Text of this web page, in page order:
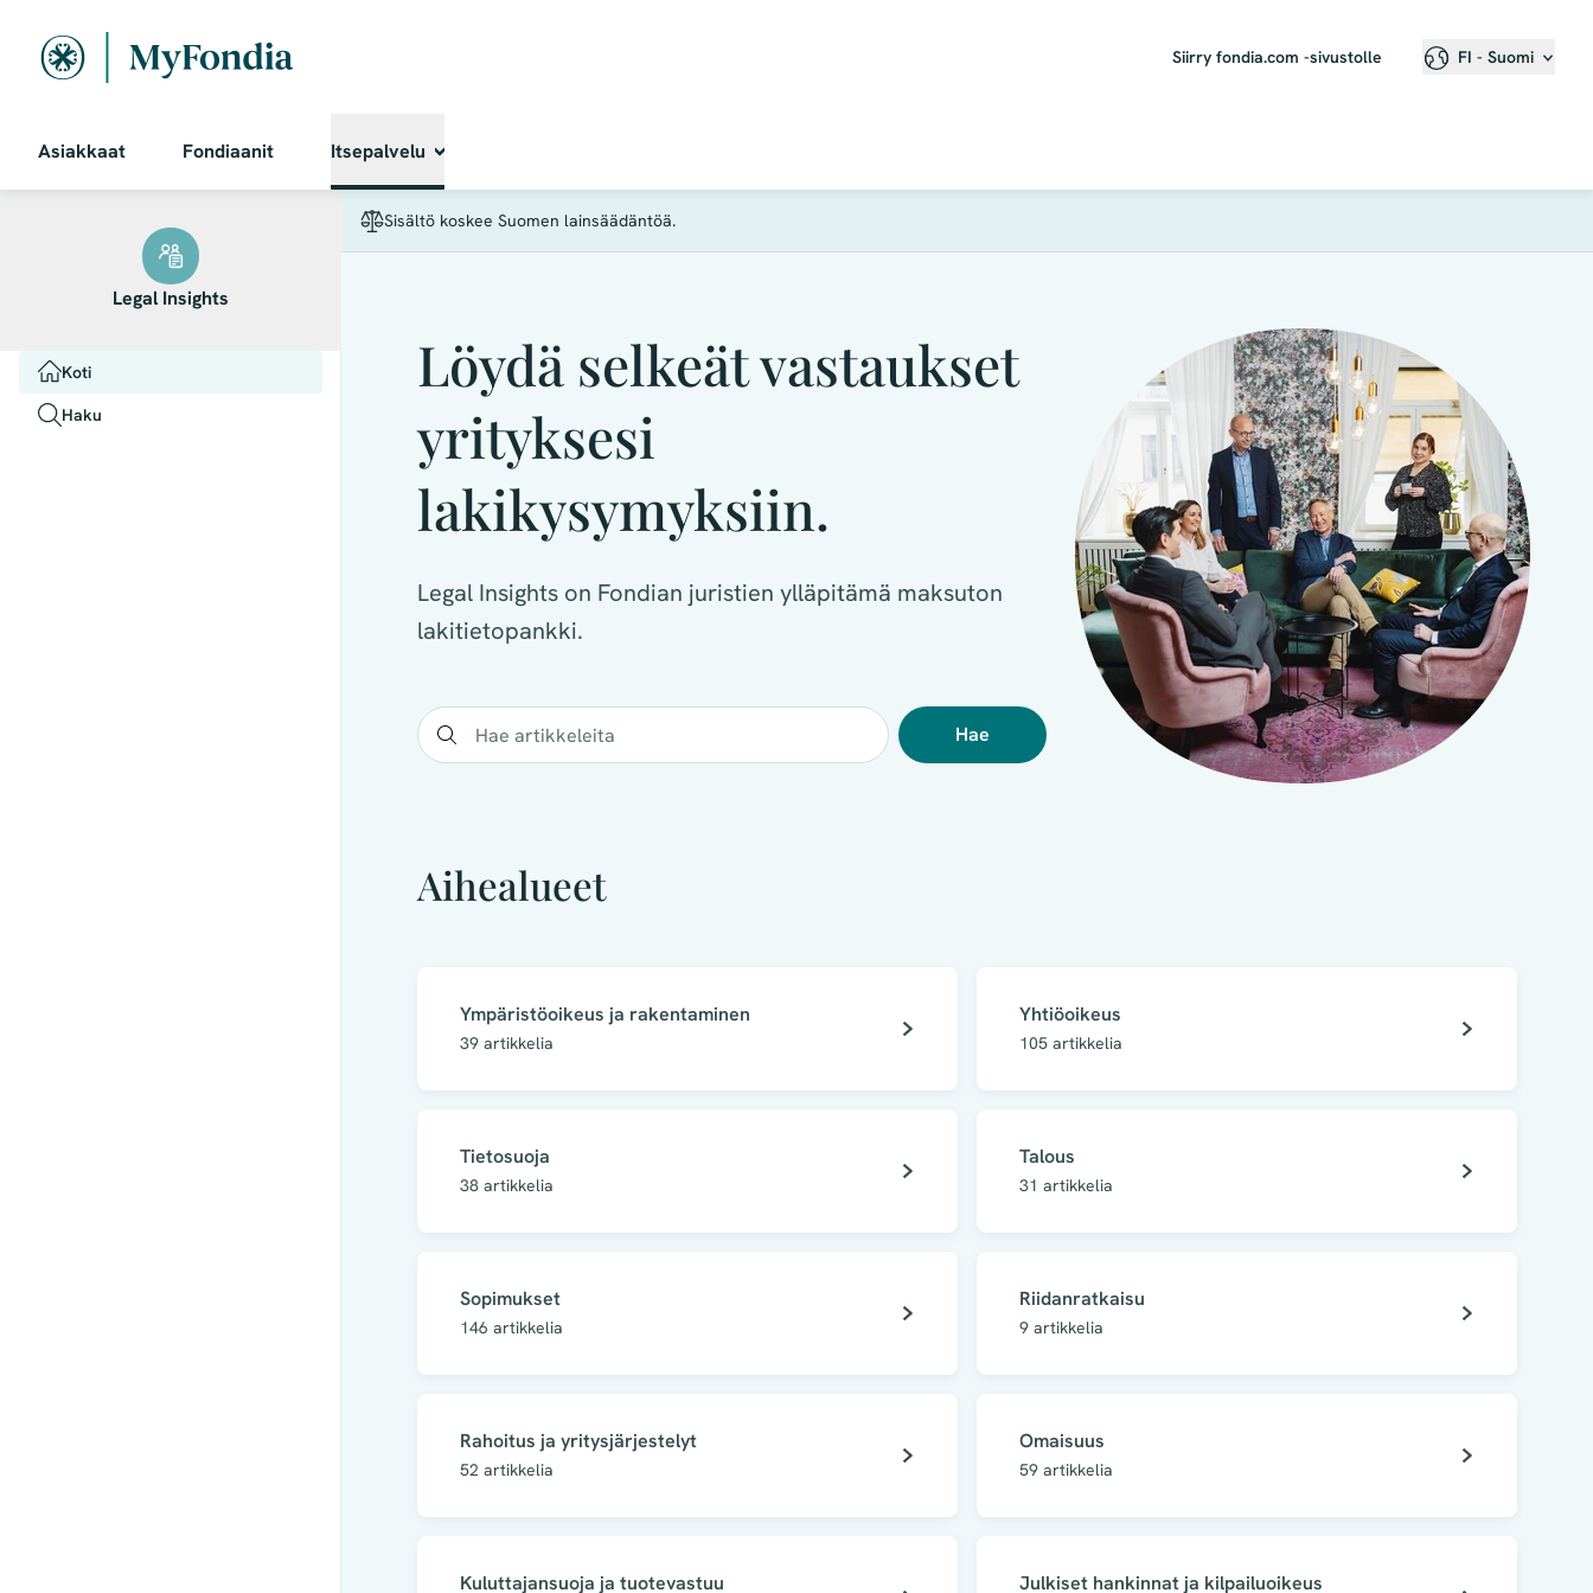
Siirry fondia.com -sivustolle FI - Suomi
Asiakkaat Fondiaanit Itsepalvelu
Legal Insights
PRIMARY_AREAS
Koti
Haku
Sisältö koskee Suomen lainsäädäntöä.
Löydä selkeät vastaukset
yrityksesi
lakikysymyksiin.
Legal Insights on Fondian juristien ylläpitämä maksuton
lakitietopankki.
Hae
Aihealueet
Ympäristöoikeus ja rakentaminen
39 artikkelia
Yhtiöoikeus
105 artikkelia
Tietosuoja
38 artikkelia
Talous
31 artikkelia
Sopimukset
146 artikkelia
Riidanratkaisu
9 artikkelia
Rahoitus ja yritysjärjestelyt
52 artikkelia
Omaisuus
59 artikkelia
Kuluttajansuoja ja tuotevastuu Julkiset hankinnat ja kilpailuoikeus